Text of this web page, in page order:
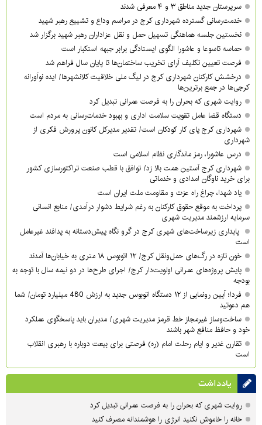
سرپرستان جدید مناطق ۳ و ۴ معرفی شدند
خدمت‌رسانی گسترده شهرداری کرج در مراسم وداع و تشییع رهبر شهید
نخستین جلسه هماهنگی تسهیل حمل و نقل عزاداران رهبر شهید برگزار شد
حماسه تاسوعا و عاشورا الگوی ایستادگی برابر جبهه استکبار است
فرصت تعیین تکلیف آرای تخریب ساختمان‌ها تا پایان سال فراهم شد
درخشش کارکنان شهرداری کرج در لیگ ملی خلاقیت کلانشهرها/ ایده نوآورانه
کرجی‌ها در جمع برترین‌ها
روایت شهری که بحران را به فرصت عمرانی تبدیل کرد
دستگاه قضا عامل تقویت سلامت اداری و بهبود خدمات‌رسانی به مردم است
شهرداری کرج پای کار کودکان است/ تقدیر مدیرکل کانون پرورش فکری از
شهرداری
درس عاشورا، رمز ماندگاری نظام اسلامی است
شهرداری کرج آستین همت بالا زد/ توافق با قطب صنعت تراکتورسازی کشور
برای خرید ناوگان امدادی و خدماتی
یاد شهدا، چراغ راه عزت و مقاومت ملت ایران است
پرداخت به موقع حقوق کارکنان به رغم شرایط دشوار درآمدی/ منابع انسانی
سرمایه ارزشمند مدیریت شهری
پایداری زیرساخت‌های شهری کرج در گرو نگاه پیش‌دستانه به پدافند غیرعامل
است
خون تازه در رگ‌های حمل‌ونقل کرج/ ۱۲ اتوبوس ۱۸ متری به خیابان‌ها آمدند
پایش پروژه‌های عمرانی اولویت‌دار کرج/ اجرای طرح‌ها در دو نیمه سال با توجه به
بودجه
فردا؛ آیین رونمایی از ۱۲ دستگاه اتوبوس جدید به ارزش 480 میلیارد تومان/ شما
هم دعوتید
ساخت‌وساز غیرمجاز خط قرمز مدیریت شهری‌/ مدیران باید پاسخگوی عملکرد
خود و حافظ منافع شهر باشند
تقارن غدیر و ایام رحلت امام (ره) فرصتی برای بیعت دوباره با رهبری انقلاب
است
یادداشت
روایت شهری که بحران را به فرصت عمرانی تبدیل کرد
خانه را خاموش نکنید انرژی را هوشمندانه مصرف کنید